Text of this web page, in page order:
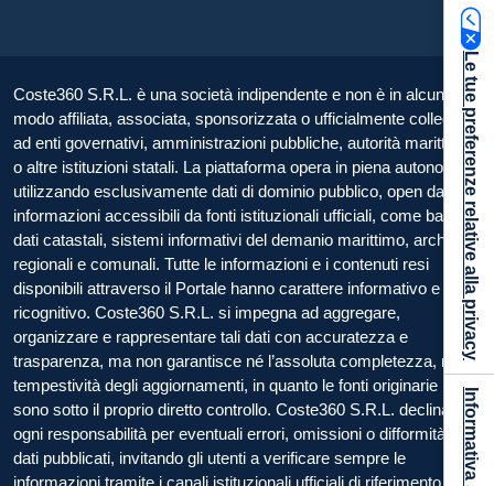
Coste360 S.R.L. è una società indipendente e non è in alcun
modo affiliata, associata, sponsorizzata o ufficialmente collegata
ad enti governativi, amministrazioni pubbliche, autorità marittime
o altre istituzioni statali. La piattaforma opera in piena autonomia,
utilizzando esclusivamente dati di dominio pubblico, open data e
informazioni accessibili da fonti istituzionali ufficiali, come banche
dati catastali, sistemi informativi del demanio marittimo, archivi
regionali e comunali. Tutte le informazioni e i contenuti resi
disponibili attraverso il Portale hanno carattere informativo e
ricognitivo. Coste360 S.R.L. si impegna ad aggregare,
organizzare e rappresentare tali dati con accuratezza e
trasparenza, ma non garantisce né l’assoluta completezza, né la
tempestività degli aggiornamenti, in quanto le fonti originarie non
sono sotto il proprio diretto controllo. Coste360 S.R.L. declina
ogni responsabilità per eventuali errori, omissioni o difformità nei
dati pubblicati, invitando gli utenti a verificare sempre le
informazioni tramite i canali istituzionali ufficiali di riferimento.
Le tue preferenze relative alla privacy